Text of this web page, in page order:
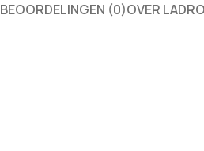
BEOORDELINGEN (0)OVER